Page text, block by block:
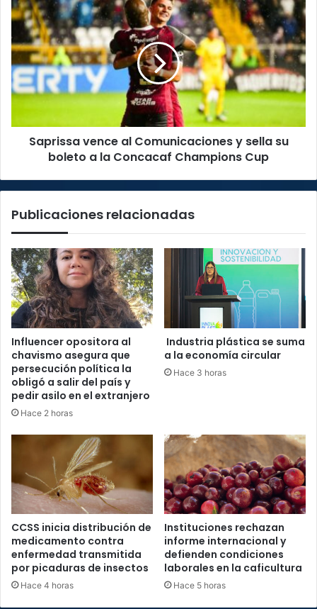
Hospital
de
Niños
Saprissa
vence
al
Comunicaciones
y
sella
su
boleto
a
Concacaf
Saprissa vence al Comunicaciones y sella su
boleto a la Concacaf Champions Cup
Publicaciones relacionadas
Influencer opositora al
chavismo asegura que
persecución política la
obligó a salir del país y
pedir asilo en el extranjero
Hace 2 horas
Industria plástica se suma
a la economía circular
Hace 3 horas
CCSS inicia distribución de
medicamento contra
enfermedad transmitida
por picaduras de insectos
Hace 4 horas
Instituciones rechazan
informe internacional y
defienden condiciones
laborales en la caficultura
Hace 5 horas